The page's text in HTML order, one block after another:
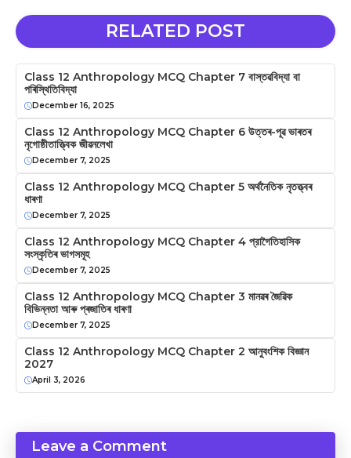
RELATED POST
Class 12 Anthropology MCQ Chapter 7 বাস্তৱবিদ্যা বা
পৰিস্থিতিবিদ্যা
December 16, 2025
Class 12 Anthropology MCQ Chapter 6 উত্তৰ-পূৱ ভাৰতৰ
নৃগোষ্ঠীতাত্ত্বিক জীৱনলেখা
December 7, 2025
Class 12 Anthropology MCQ Chapter 5 অৰ্থনৈতিক নৃতত্ত্বৰ
ধাৰণা
December 7, 2025
Class 12 Anthropology MCQ Chapter 4 প্রাগৈতিহাসিক
সংস্কৃতিৰ ভাগসমূহ
December 7, 2025
Class 12 Anthropology MCQ Chapter 3 মানৱৰ জৈৱিক
বিভিন্নতা আৰু প্ৰজাতিৰ ধাৰণা
December 7, 2025
Class 12 Anthropology MCQ Chapter 2 আনুবংশিক বিজ্ঞান
2027
April 3, 2026
Leave a Comment